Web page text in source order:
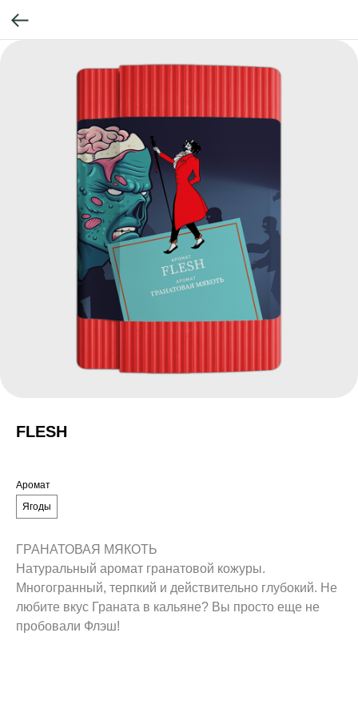
FLESH
Аромат
Ягоды
ГРАНАТОВАЯ МЯКОТЬ
Натуральный аромат гранатовой кожуры.
Многогранный, терпкий и действительно глубокий. Не
любите вкус Граната в кальяне? Вы просто еще не
пробовали Флэш!